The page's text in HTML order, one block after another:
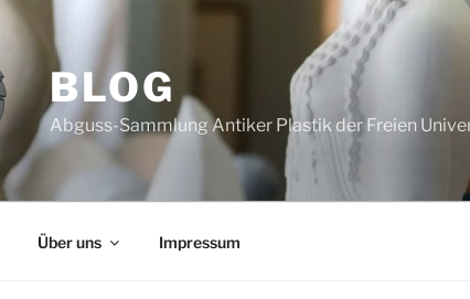
BLOG
Abguss-Sammlung Antiker Plastik der Freien
Über uns Impressum